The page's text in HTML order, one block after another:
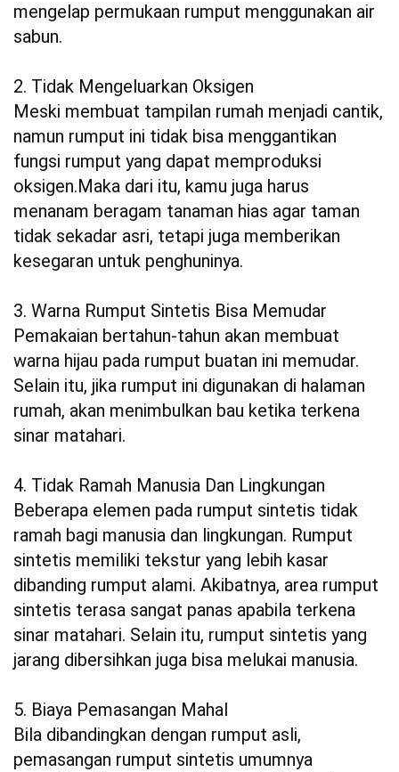
mengelap permukaan rumput menggunakan air
sabun.
2. Tidak Mengeluarkan Oksigen
Meski membuat tampilan rumah menjadi cantik,
namun rumput ini tidak bisa menggantikan
fungsi rumput yang dapat memproduksi
oksigen.Maka dari itu, kamu juga harus
menanam beragam tanaman hias agar taman
tidak sekadar asri, tetapi juga memberikan
kesegaran untuk penghuninya.
3. Warna Rumput Sintetis Bisa Memudar
Pemakaian bertahun-tahun akan membuat
warna hijau pada rumput buatan ini memudar.
Selain itu, jika rumput ini digunakan di halaman
rumah, akan menimbulkan bau ketika terkena
sinar matahari.
4. Tidak Ramah Manusia Dan Lingkungan
Beberapa elemen pada rumput sintetis tidak
ramah bagi manusia dan lingkungan. Rumput
sintetis memiliki tekstur yang lebih kasar
dibanding rumput alami. Akibatnya, area rumput
sintetis terasa sangat panas apabila terkena
sinar matahari. Selain itu, rumput sintetis yang
jarang dibersihkan juga bisa melukai manusia.
5. Biaya Pemasangan Mahal
Bila dibandingkan dengan rumput asli,
pemasangan rumput sintetis umumnya